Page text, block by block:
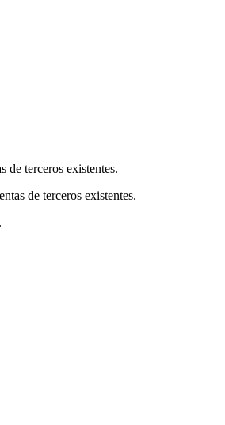
de terceros existentes.
de terceros existentes.